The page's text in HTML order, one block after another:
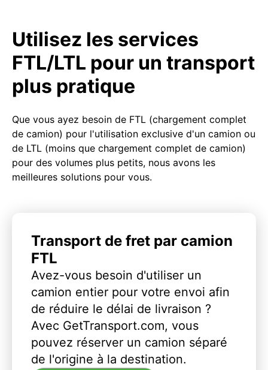
Utilisez les services
FTL/LTL pour un transport
plus pratique
Que vous ayez besoin de FTL (chargement complet
de camion) pour l'utilisation exclusive d'un camion ou
de LTL (moins que chargement complet de camion)
pour des volumes plus petits, nous avons les
meilleures solutions pour vous.
Transport de fret par camion
FTL
Avez-vous besoin d'utiliser un
camion entier pour votre envoi afin
de réduire le délai de livraison ?
Avec GetTransport.com, vous
pouvez réserver un camion séparé
de l'origine à la destination.